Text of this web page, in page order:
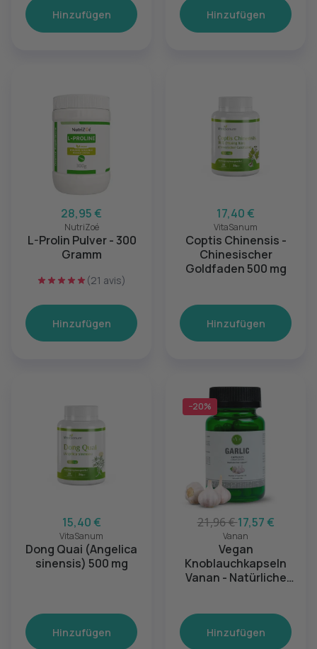
Hinzufügen Hinzufügen
28,95 €
NutriZoé
L-Prolin Pulver - 300
Gramm
(21 avis)
Hinzufügen
17,40 €
VitaSanum
Coptis Chinensis -
Chinesischer
Goldfaden 500 mg
Hinzufügen
15,40 €
VitaSanum
Dong Quai (Angelica
sinensis) 500 mg
Hinzufügen
−20%
21,96 €17,57 €
Vanan
Vegan
Knoblauchkapseln
Vanan - Natürliche
Hinzufügen